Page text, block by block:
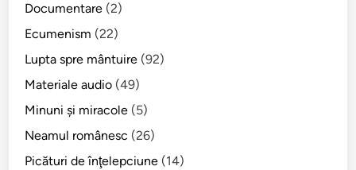
Documentare (2)
Ecumenism (22)
Lupta spre mântuire (92)
Materiale audio (49)
Minuni şi miracole (5)
Neamul românesc (26)
Picături de înţelepciune (14)